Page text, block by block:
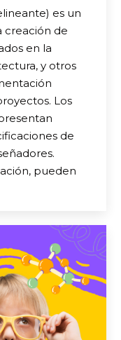
es un
creación de
en la
y otros
Los
de
pueden